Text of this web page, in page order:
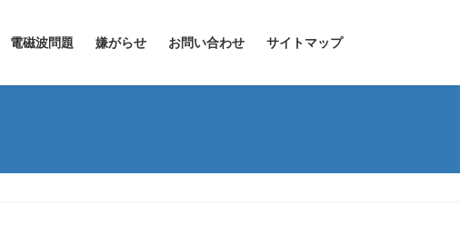
電磁波問題 嫌がらせ お問い合わせ サイトマップ